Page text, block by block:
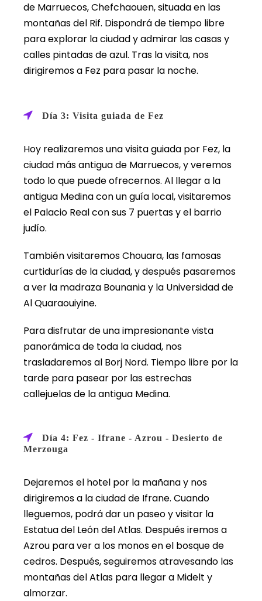
de Marruecos, Chefchaouen, situada en las
montañas del Rif. Dispondrá de tiempo libre
para explorar la ciudad y admirar las casas y
calles pintadas de azul. Tras la visita, nos
dirigiremos a Fez para pasar la noche.
Día 3: Visita guiada de Fez
Hoy realizaremos una visita guiada por Fez, la
ciudad más antigua de Marruecos, y veremos
todo lo que puede ofrecernos. Al llegar a la
antigua Medina con un guía local, visitaremos
el Palacio Real con sus 7 puertas y el barrio
judío.
También visitaremos Chouara, las famosas
curtidurías de la ciudad, y después pasaremos
a ver la madraza Bounania y la Universidad de
Al Quaraouiyine.
Para disfrutar de una impresionante vista
panorámica de toda la ciudad, nos
trasladaremos al Borj Nord. Tiempo libre por la
tarde para pasear por las estrechas
callejuelas de la antigua Medina.
Día 4: Fez - Ifrane - Azrou - Desierto de
Merzouga
Dejaremos el hotel por la mañana y nos
dirigiremos a la ciudad de Ifrane. Cuando
lleguemos, podrá dar un paseo y visitar la
Estatua del León del Atlas. Después iremos a
Azrou para ver a los monos en el bosque de
cedros. Después, seguiremos atravesando las
montañas del Atlas para llegar a Midelt y
almorzar.